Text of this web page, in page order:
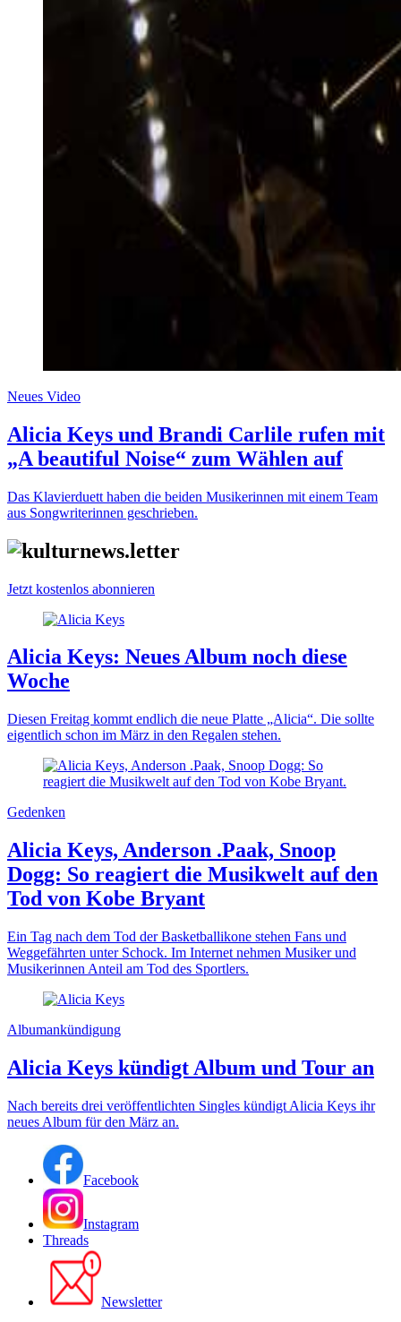
Neues Video
Alicia Keys und Brandi Carlile rufen mit
„A beautiful Noise“ zum Wählen auf
Das Klavierduett haben die beiden Musikerinnen mit einem Team
aus Songwriterinnen geschrieben.
Jetzt kostenlos abonnieren
Alicia Keys: Neues Album noch diese
Woche
Diesen Freitag kommt endlich die neue Platte „Alicia“. Die sollte
eigentlich schon im März in den Regalen stehen.
Gedenken
Alicia Keys, Anderson .Paak, Snoop
Dogg: So reagiert die Musikwelt auf den
Tod von Kobe Bryant
Ein Tag nach dem Tod der Basketballikone stehen Fans und
Weggefährten unter Schock. Im Internet nehmen Musiker und
Musikerinnen Anteil am Tod des Sportlers.
Albumankündigung
Alicia Keys kündigt Album und Tour an
Nach bereits drei veröffentlichten Singles kündigt Alicia Keys ihr
neues Album für den März an.
Facebook
Instagram
Threads
Newsletter